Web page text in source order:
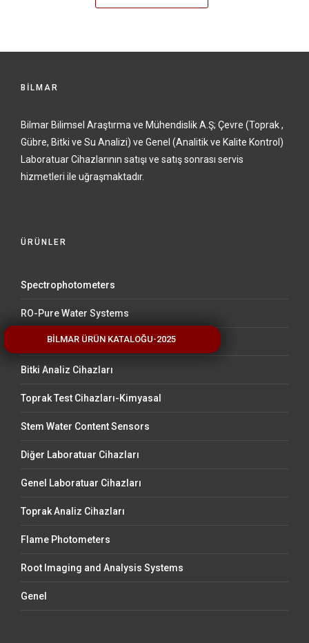
BİLMAR
Bilmar Bilimsel Araştırma ve Mühendislik A.Ş; Çevre (Toprak ,
Gübre, Bitki ve Su Analizi) ve Genel (Analitik ve Kalite Kontrol)
Laboratuar Cihazlarının satışı ve satış sonrası servis
hizmetleri ile uğraşmaktadır.
ÜRÜNLER
Spectrophotometers
RO-Pure Water Systems
Sap Flow Sensors
Bitki Analiz Cihazları
Toprak Test Cihazları-Kimyasal
Stem Water Content Sensors
Diğer Laboratuar Cihazları
Genel Laboratuar Cihazları
Toprak Analiz Cihazları
Flame Photometers
Root Imaging and Analysis Systems
Genel
BİLMAR ÜRÜN KATALOĞU-2025